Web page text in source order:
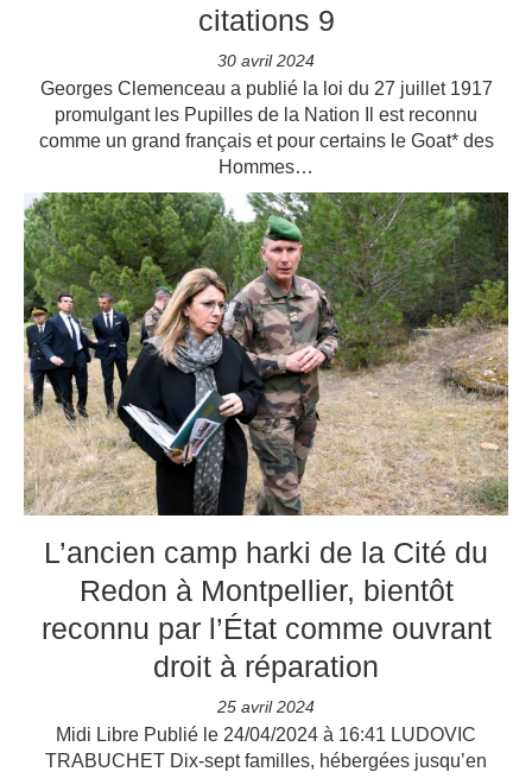
citations 9
30 avril 2024
Georges Clemenceau a publié la loi du 27 juillet 1917
promulgant les Pupilles de la Nation Il est reconnu
comme un grand français et pour certains le Goat* des
Hommes…
L’ancien camp harki de la Cité du
Redon à Montpellier, bientôt
reconnu par l’État comme ouvrant
droit à réparation
25 avril 2024
Midi Libre Publié le 24/04/2024 à 16:41 LUDOVIC
TRABUCHET Dix-sept familles, hébergées jusqu’en